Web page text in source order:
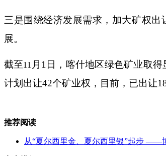
三是围绕经济发展需求 ，加大矿权
展。
截至11 月 1 日， 喀什地区绿色矿业取得
计划出让42个矿业权，目前，已出让
推荐阅读
从“夏尔西里金、夏尔西里银”起步 ——